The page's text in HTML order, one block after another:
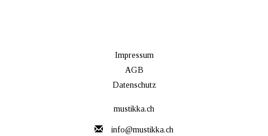
Impressum
AGB
Datenschutz
mustikka.ch
info@mustikka.ch